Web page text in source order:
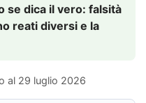
se dica il vero: falsità
reati diversi e la
al 29 luglio 2026